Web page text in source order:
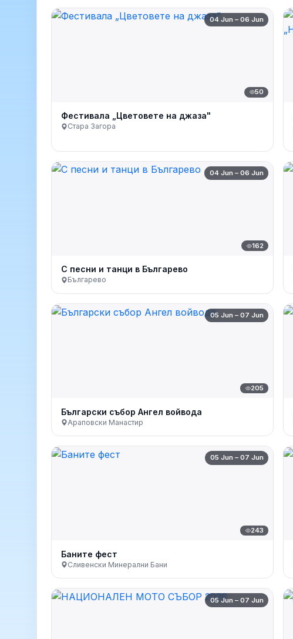
04 Jun – 06 Jun
50
Фестивала „Цветовете на джаза"
Стара Загора
04 Jun – 06 Jun
162
С песни и танци в Българево
Българево
05 Jun – 07 Jun
205
Български събор Ангел войвода
Араповски Манастир
05 Jun – 07 Jun
243
Баните фест
Сливенски Минерални Бани
05 Jun – 07 Jun